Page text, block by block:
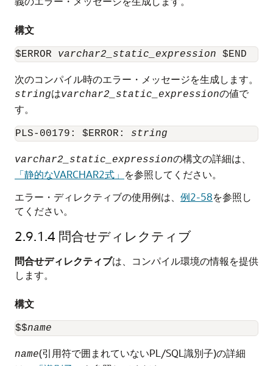
構文
$ERROR varchar2_static_expression
次のコンパイル時のエラー・メッセージを生成します。
stringはvarchar2_static_expressionの値で
す。
PLS-00179: $ERROR: string
varchar2_static_expressionの構文の詳細は、
「静的なVARCHAR2式」 を参照してください。
エラー・ディレクティブの使用例は、 例2-58を参照し
てください。
2.9.1.4 問合せディレクティブ
問合せディレクティブは、コンパイル環境の情報を提供
します。
構文
$$name
name(引用符で囲まれていないPL/SQL識別子)の詳細